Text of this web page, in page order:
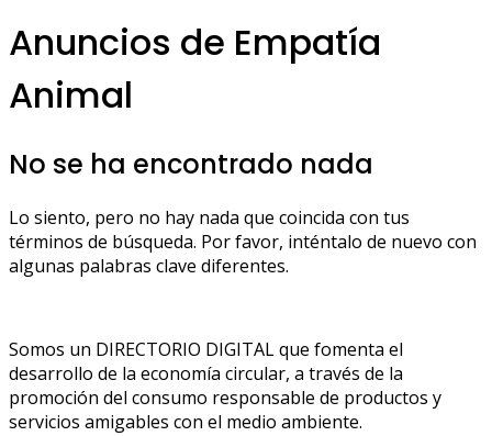
Anuncios de Empatía
Animal
No se ha encontrado nada
Lo siento, pero no hay nada que coincida con tus
términos de búsqueda. Por favor, inténtalo de nuevo con
algunas palabras clave diferentes.
Somos un DIRECTORIO DIGITAL que fomenta el
desarrollo de la economía circular, a través de la
promoción del consumo responsable de productos y
servicios amigables con el medio ambiente.